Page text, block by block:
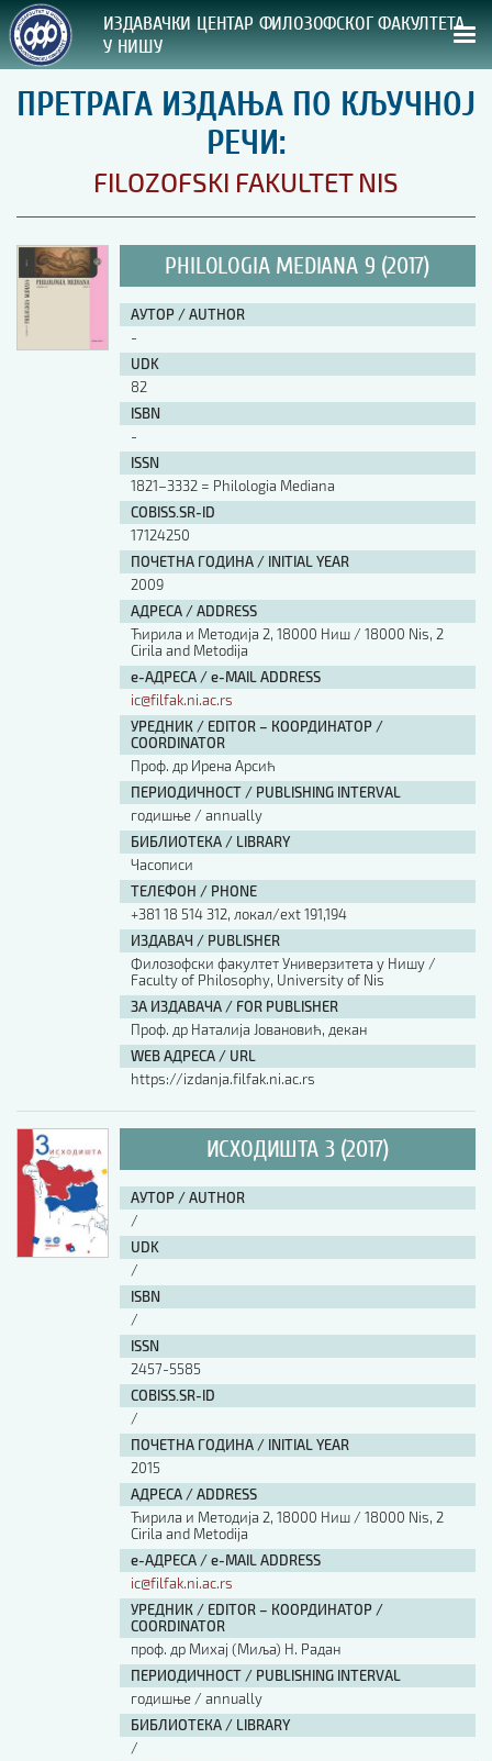
ИЗДАВАЧКИ ЦЕНТАР ФИЛОЗОФСКОГ ФАКУЛТЕТА
У НИШУ
СВА НАША ИЗДАЊА
ВРСТА ИЗДАЊА:
ПРЕГЛЕД
УПУТСТВА
Правилник о издавачкој делатности
Упутство ауторима
Упутство уредницима
Изјава о ауторству
Изјава о лектури
Изјава о коришћењу ауторског дела
Упутство за бирање лиценце
Уговор са аутором
Шаблон прве стране и импресума [B5, ћир]
Шаблон прве стране и импресума [B5, лат]
Шаблон прве стране и импресума [B5, енг]
Етички кодекс
ПРЕТРАГА ИЗДАЊА
Наслов или део наслова
АУТОР / AUTHOR
ISBN
ISSN
ПРЕТРАГА ИЗДАЊА ПО КЉУЧНОЈ
РЕЧИ:
FILOZOFSKI FAKULTET NIS
PHILOLOGIA MEDIANA 9 (2017)
АУТОР / AUTHOR
-
UDK
82
ISBN
-
ISSN
1821–3332 = Philologia Mediana
COBISS.SR-ID
17124250
ПОЧЕТНА ГОДИНА / INITIAL YEAR
2009
АДРЕСА / ADDRESS
Ћирила и Методија 2, 18000 Ниш / 18000 Nis, 2
Cirila and Metodija
е-АДРЕСА / e-MAIL ADDRESS
ic@filfak.ni.ac.rs
УРЕДНИК / EDITOR – КООРДИНАТОР /
COORDINATOR
Проф. др Ирена Арсић
ПЕРИОДИЧНОСТ / PUBLISHING INTERVAL
годишње / annually
БИБЛИОТЕКА / LIBRARY
Часописи
ТЕЛЕФОН / PHONE
+381 18 514 312, локал/ext 191,194
ИЗДАВАЧ / PUBLISHER
Филозофски факултет Универзитета у Нишу /
Faculty of Philosophy, University of Nis
ЗА ИЗДАВАЧА / FOR PUBLISHER
Проф. др Наталија Јовановић, декан
WEB АДРЕСА / URL
https://izdanja.filfak.ni.ac.rs
ИСХОДИШТА 3 (2017)
АУТОР / AUTHOR
/
UDK
/
ISBN
/
ISSN
2457-5585
COBISS.SR-ID
/
ПОЧЕТНА ГОДИНА / INITIAL YEAR
2015
АДРЕСА / ADDRESS
Ћирила и Методија 2, 18000 Ниш / 18000 Nis, 2
Cirila and Metodija
е-АДРЕСА / e-MAIL ADDRESS
ic@filfak.ni.ac.rs
УРЕДНИК / EDITOR – КООРДИНАТОР /
COORDINATOR
проф. др Михај (Миља) Н. Радан
ПЕРИОДИЧНОСТ / PUBLISHING INTERVAL
годишње / annually
БИБЛИОТЕКА / LIBRARY
/